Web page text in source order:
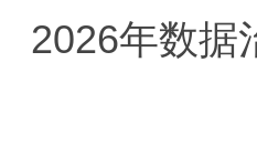
2026年数据